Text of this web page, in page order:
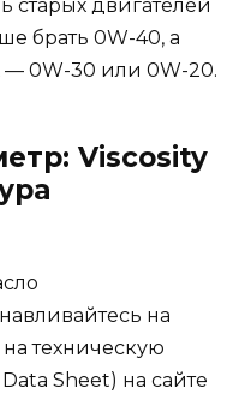
старых двигателей
брать 0W-40, а
0W-30 или 0W-20.
Viscosity
на
техническую
Sheet) на сайте